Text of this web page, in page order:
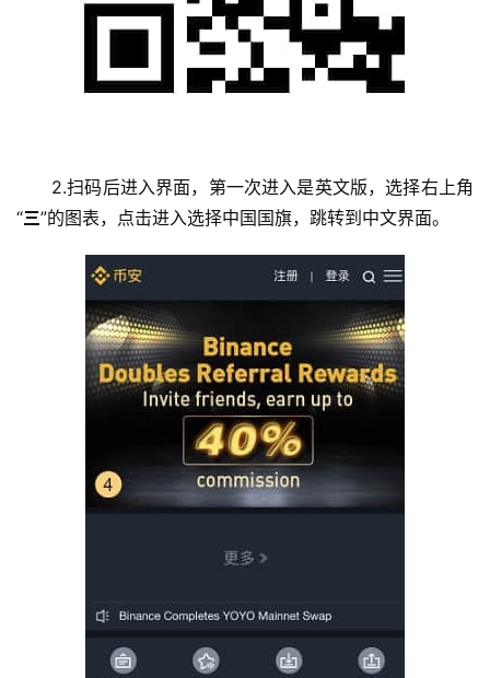
2.扫码后进入界面，第一次进入是英文版，选择右上角
“三”的图表，点击进入选择中国国旗，跳转到中文界面。